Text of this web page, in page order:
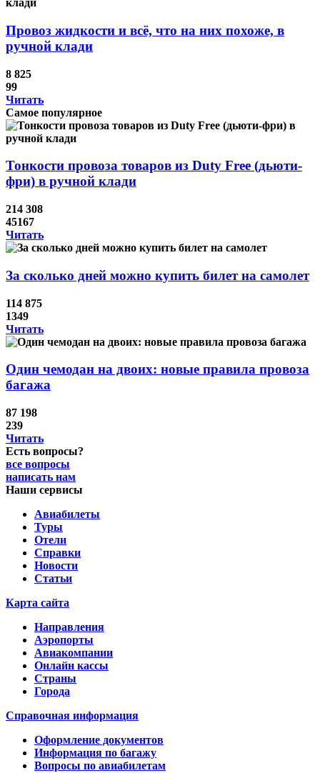
Провоз жидкости и всё, что на них похоже, в
ручной клади
8 825
99
Читать
Самое популярное
Тонкости провоза товаров из Duty Free (дьюти-
фри) в ручной клади
214 308
45167
Читать
За сколько дней можно купить билет на самолет
114 875
1349
Читать
Один чемодан на двоих: новые правила провоза
багажа
87 198
239
Читать
Есть вопросы?
все вопросы
написать нам
Наши сервисы
Авиабилеты
Туры
Отели
Справки
Новости
Статьи
Карта сайта
Направления
Аэропорты
Авиакомпании
Онлайн кассы
Страны
Города
Справочная информация
Оформление документов
Информация по багажу
Вопросы по авиабилетам